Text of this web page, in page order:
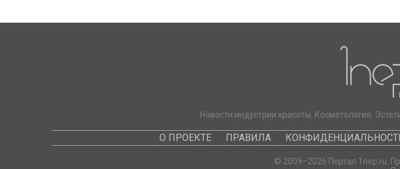
Новости индустрии красоты. Косметология.
О ПРОЕКТЕ ПРАВИЛА
© 2009–2026 Портал 1nep.ru.